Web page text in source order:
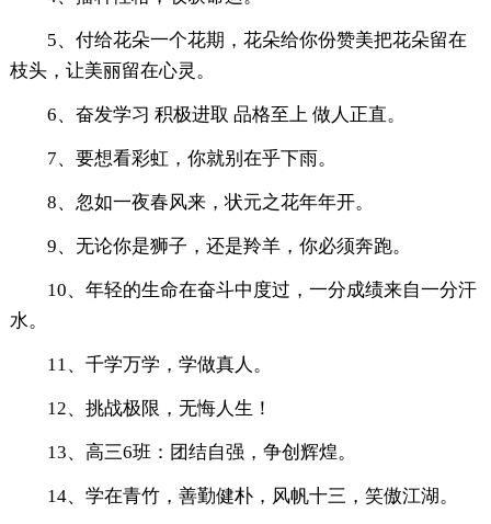
5、付给花朵一个花期，花朵给你份赞美把花朵留在
枝头，让美丽留在心灵。
6、奋发学习 积极进取 品格至上 做人正直。
7、要想看彩虹，你就别在乎下雨。
8、忽如一夜春风来，状元之花年年开。
9、无论你是狮子，还是羚羊，你必须奔跑。
10、年轻的生命在奋斗中度过，一分成绩来自一分汗
水。
11、千学万学，学做真人。
12、挑战极限，无悔人生！
13、高三6班：团结自强，争创辉煌。
14、学在青竹，善勤健朴，风帆十三，笑傲江湖。